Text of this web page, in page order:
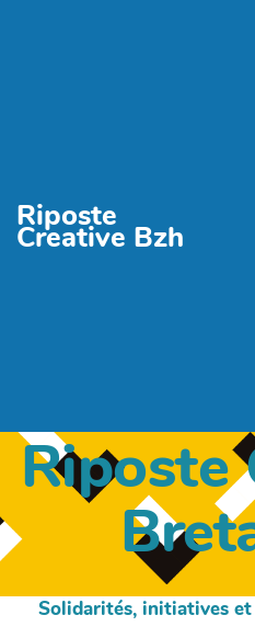
Riposte
Creative Bzh
Riposte
Solidarités, initiatives et